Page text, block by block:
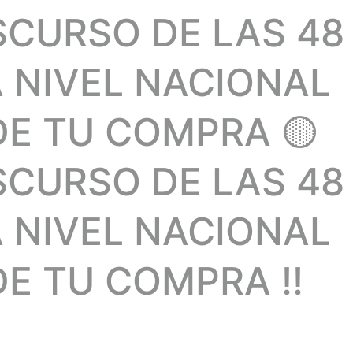
DE LAS 48
NACIONAL
TU COMPRA 🟡
DE LAS 48
NACIONAL
TU COMPRA !!